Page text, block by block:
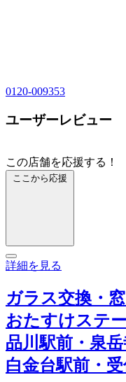
0120-009353
ユーザーレビュー
この店舗を応援する！
ここから応援
詳細を見る
ガラス交換・
おたすけステ
品川駅前・泉
白金台駅前・